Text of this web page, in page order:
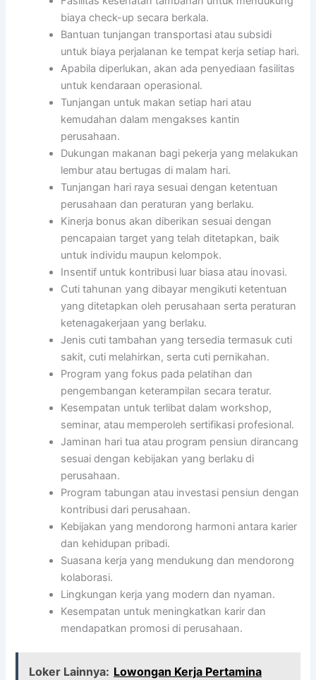
biaya check-up secara berkala.
Bantuan tunjangan transportasi atau subsidi
untuk biaya perjalanan ke tempat kerja setiap hari.
Apabila diperlukan, akan ada penyediaan fasilitas
untuk kendaraan operasional.
Tunjangan untuk makan setiap hari atau
kemudahan dalam mengakses kantin
perusahaan.
Dukungan makanan bagi pekerja yang melakukan
lembur atau bertugas di malam hari.
Tunjangan hari raya sesuai dengan ketentuan
perusahaan dan peraturan yang berlaku.
Kinerja bonus akan diberikan sesuai dengan
pencapaian target yang telah ditetapkan, baik
untuk individu maupun kelompok.
Insentif untuk kontribusi luar biasa atau inovasi.
Cuti tahunan yang dibayar mengikuti ketentuan
yang ditetapkan oleh perusahaan serta peraturan
ketenagakerjaan yang berlaku.
Jenis cuti tambahan yang tersedia termasuk cuti
sakit, cuti melahirkan, serta cuti pernikahan.
Program yang fokus pada pelatihan dan
pengembangan keterampilan secara teratur.
Kesempatan untuk terlibat dalam workshop,
seminar, atau memperoleh sertifikasi profesional.
Jaminan hari tua atau program pensiun dirancang
sesuai dengan kebijakan yang berlaku di
perusahaan.
Program tabungan atau investasi pensiun dengan
kontribusi dari perusahaan.
Kebijakan yang mendorong harmoni antara karier
dan kehidupan pribadi.
Suasana kerja yang mendukung dan mendorong
kolaborasi.
Lingkungan kerja yang modern dan nyaman.
Kesempatan untuk meningkatkan karir dan
mendapatkan promosi di perusahaan.
Loker Lainnya: Lowongan Kerja Pertamina